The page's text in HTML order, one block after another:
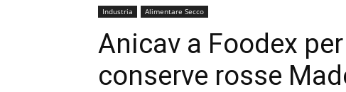
Industria Alimentare Secco
Anicav a Foodex
conserve rosse